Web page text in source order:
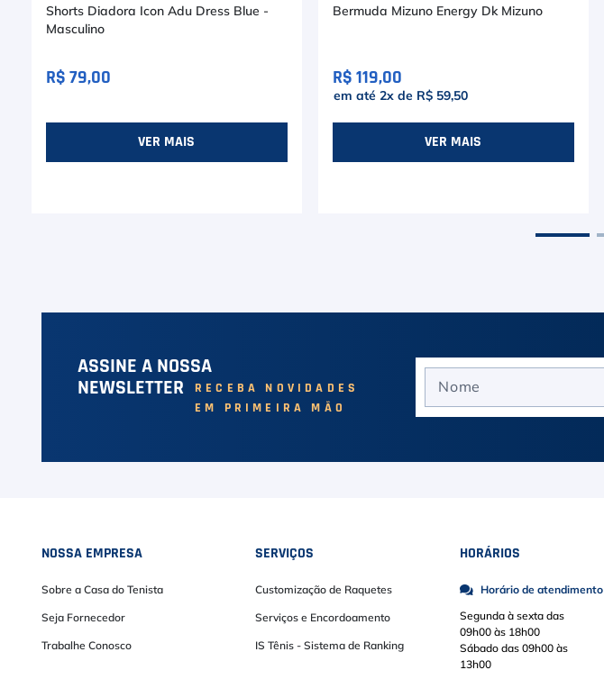
Shorts Diadora Icon Adu Dress Blue -
Masculino
R$ 79,00
VER MAIS
Bermuda Mizuno Energy Dk Mizuno
R$ 119,00
em até 2x de R$ 59,50
VER MAIS
ASSINE A NOSSA
NEWSLETTER
RECEBA NOVIDADES
EM PRIMEIRA MÃO
NOSSA EMPRESA
Sobre a Casa do Tenista
Seja Fornecedor
Trabalhe Conosco
SERVIÇOS
Customização de Raquetes
Serviços e Encordoamento
IS Tênis - Sistema de Ranking
HORÁRIOS
Horário de atendimento
Segunda à sexta das
09h00 às 18h00
Sábado das 09h00 às
13h00